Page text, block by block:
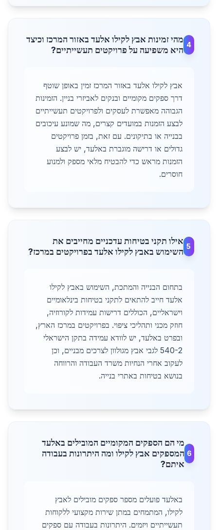
4
מהי זמינות אבץ לקילו אלעד באזור המרכז וכיצד
היא משפיעה על פרויקטים תעשייתיים?
אבץ לקילו אלעד באזור המרכז זמין באופן שוטף
דרך ספקים מקומיים ובנקים לאביזרי בניין. הזמינות
הגבוהה מאפשרת לעסקים ולפרויקטים תעשייתיים
לבצע הזמנות במועדים קצרים, מה שמונע עיכובים
בבנייה או בתיקונים. עם זאת, בזמן פרויקטים
גדולים או דרישה מוגברת באלעד, יש לבצע
הזמנות מראש כדי להבטיח מלאי מספק ולמנוע
חוסרים.
5
אילו תקני בטיחות עדכניים מחייבים את
השימוש באבץ לקילו אלעד בפרויקטים במרכז?
בתחום הבנייה והמתכת, השימוש באבץ לקילו
אלעד חייב להתאים לתקני בטיחות בינלאומיים
וישראליים, הכוללים דרישות עמידות לקורוזיה,
חוזק מכני ותהליכי ציפוי. בפרויקטים במרכז הארץ,
ובפרט באלעד, יש לוודא עמידה בתקן הישראלי
540-2 לגבי אבץ מגולוון לצרכים מבניים, וכן
לעקוב אחרי הנחיות משרד העבודה והרווחה
בנושא בטיחות באתרי בנייה.
6
מי הם הספקים המקומיים המובילים באלעד
המספקים אבץ לקילו ומה היתרונות בעבודה
איתם?
באלעד פועלים מספר ספקים מובילים לאבץ
לקילו, המתמחים במתן שירות מקצועי ללקוחות
תעשייתיים ויזמים. היתרונות בעבודה עם ספקים